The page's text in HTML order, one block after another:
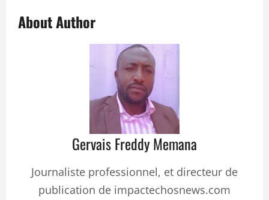
About Author
Gervais Freddy Memana
Journaliste professionnel, et directeur de
publication de impactechosnews.com